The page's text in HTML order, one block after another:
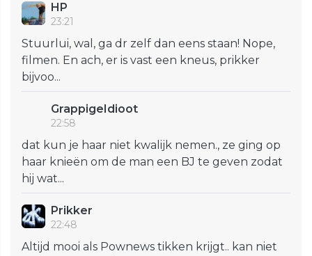
HP
23:21
Stuurlui, wal, ga dr zelf dan eens staan! Nope,
filmen. En ach, er is vast een kneus, prikker
bijvoo...
GrappigeIdioot
22:58
dat kun je haar niet kwalijk nemen., ze ging op
haar knieën om de man een BJ te geven zodat
hij wat...
Prikker
22:48
Altijd mooi als Pownews tikken krijgt.. kan niet